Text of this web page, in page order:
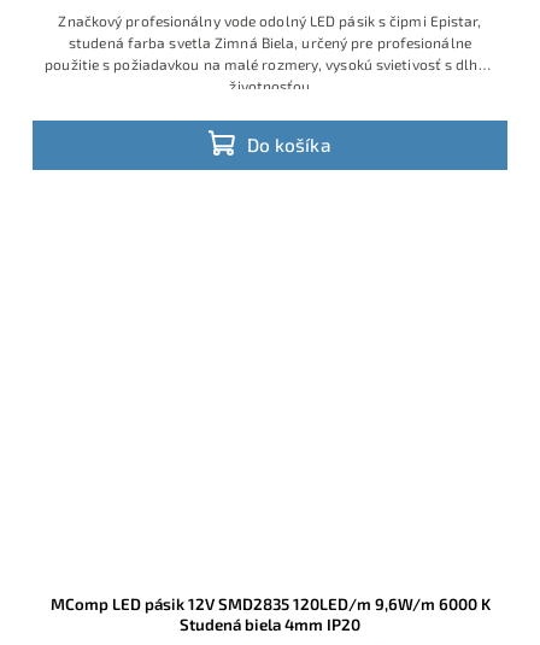
Do košíka
Značkový profesionálny vode odolný LED pásik s čipmi Epistar,
studená farba svetla Zimná Biela, určený pre profesionálne
použitie s požiadavkou na malé rozmery, vysokú svietivosť s dlhou
životnosťou
MComp LED pásik 12V SMD2835 120LED/m 9,6W/m 6000 K
Studená biela 4mm IP20